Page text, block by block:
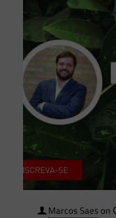
Marcos Saeson